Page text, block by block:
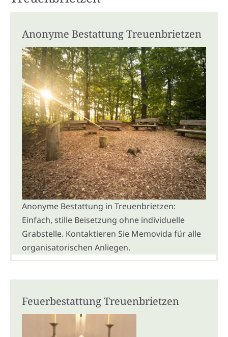
Anonyme Bestattung Treuenbrietzen
Anonyme Bestattung in Treuenbrietzen:
Einfach, stille Beisetzung ohne individuelle
Grabstelle. Kontaktieren Sie Memovida für alle
organisatorischen Anliegen.
Feuerbestattung Treuenbrietzen